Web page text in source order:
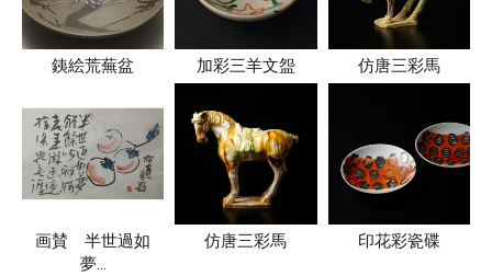
銕絵荒蕪盆 加彩三羊文盌 仿唐三彩馬
画賛 半世過如
夢…
仿唐三彩馬 印花彩瓷碟